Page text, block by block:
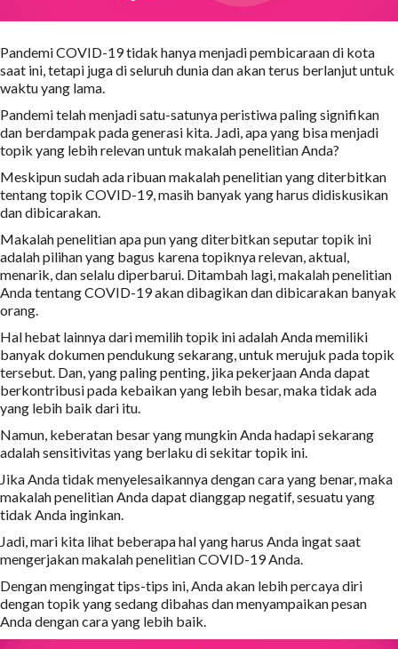
Pandemi COVID-19 tidak hanya menjadi pembicaraan di kota
saat ini, tetapi juga di seluruh dunia dan akan terus berlanjut untuk
waktu yang lama.
Pandemi telah menjadi satu-satunya peristiwa paling signifikan
dan berdampak pada generasi kita. Jadi, apa yang bisa menjadi
topik yang lebih relevan untuk makalah penelitian Anda?
Meskipun sudah ada ribuan makalah penelitian yang diterbitkan
tentang topik COVID-19, masih banyak yang harus didiskusikan
dan dibicarakan.
Makalah penelitian apa pun yang diterbitkan seputar topik ini
adalah pilihan yang bagus karena topiknya relevan, aktual,
menarik, dan selalu diperbarui. Ditambah lagi, makalah penelitian
Anda tentang COVID-19 akan dibagikan dan dibicarakan banyak
orang.
Hal hebat lainnya dari memilih topik ini adalah Anda memiliki
banyak dokumen pendukung sekarang, untuk merujuk pada topik
tersebut. Dan, yang paling penting, jika pekerjaan Anda dapat
berkontribusi pada kebaikan yang lebih besar, maka tidak ada
yang lebih baik dari itu.
Namun, keberatan besar yang mungkin Anda hadapi sekarang
adalah sensitivitas yang berlaku di sekitar topik ini.
Jika Anda tidak menyelesaikannya dengan cara yang benar, maka
makalah penelitian Anda dapat dianggap negatif, sesuatu yang
tidak Anda inginkan.
Jadi, mari kita lihat beberapa hal yang harus Anda ingat saat
mengerjakan makalah penelitian COVID-19 Anda.
Dengan mengingat tips-tips ini, Anda akan lebih percaya diri
dengan topik yang sedang dibahas dan menyampaikan pesan
Anda dengan cara yang lebih baik.